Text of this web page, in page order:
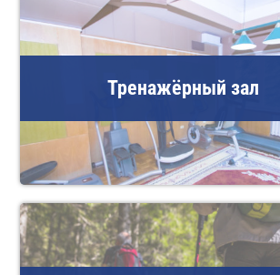
Тренажёрный зал